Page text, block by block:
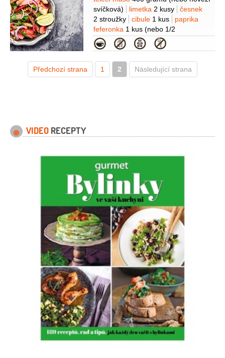
svíčková)
limetka 2 kusy
česnek
2 stroužky
cibule 1 kus
paprika
feferonka 1 kus (nebo 1/2
kapie)
cukr 5 lžic
semínka
sezamová1 lžíce sůl1 lžíce
pepř
Kategorie
Předchozí strana 1 2 Následující strana
VIDEO RECEPTY